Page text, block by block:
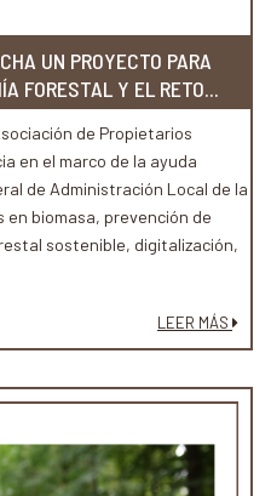
UN PROYECTO PARA
FORESTAL Y EL RETO...
de Propietarios
en el marco de la ayuda
de Administración Local de la
en biomasa, prevención de
sostenible, digitalización,
LEER MÁS